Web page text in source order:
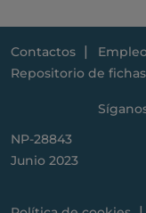
Contactos
Repositorio de
NP-28843
Junio 2023